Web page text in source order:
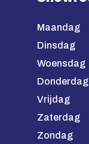
Maandag
Dinsdag
Woensdag
Donderdag
Vrijdag
Zaterdag
Zondag